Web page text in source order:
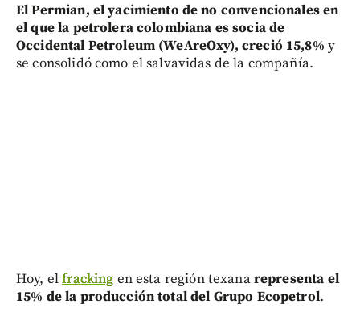
El Permian, el yacimiento de no convencionales en
el que la petrolera colombiana es socia de
Occidental Petroleum (WeAreOxy), creció 15,8% y
se consolidó como el salvavidas de la compañía.
Hoy, elfracking en esta región texanarepresenta el
15% de la producción total del Grupo Ecopetrol.